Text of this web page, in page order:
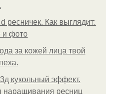
ресничек. Как выглядит:
и фото
за кожей лица твой
кукольный эффект.
ресниц